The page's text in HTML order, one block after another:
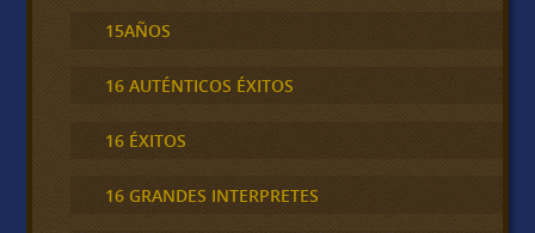
15AÑOS
16 AUTÉNTICOS ÉXITOS
16 ÉXITOS
16 GRANDES INTERPRETES